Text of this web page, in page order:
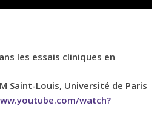
les essais cliniques en
Saint-Louis, Université de Paris
watch?